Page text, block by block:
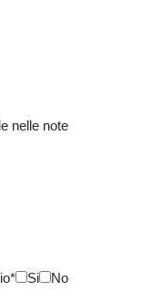
nelle note
Si No